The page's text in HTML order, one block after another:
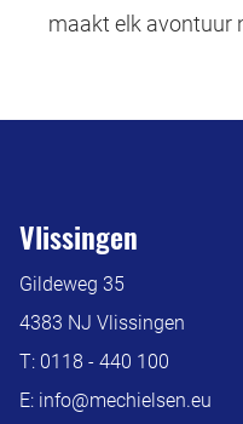
maakt elk avontuur
Vlissingen
Gildeweg 35
4383 NJ Vlissingen
T: 0118 - 440 100
E: info@mechielsen.eu